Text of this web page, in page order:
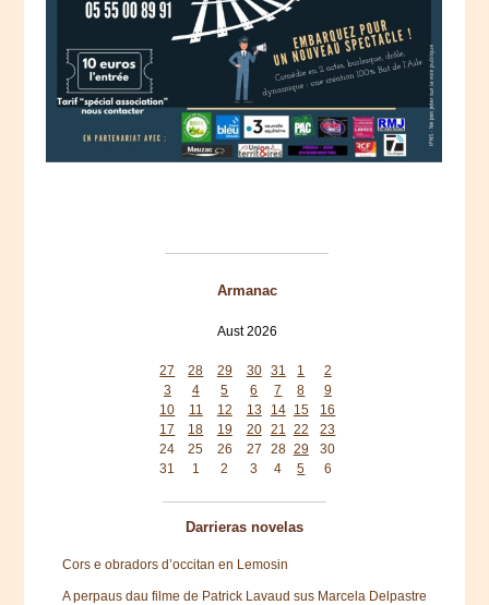
Armanac
Aust 2026
27
28 29 30 31 1
2
3
4 5 6 7 8
9
10
11 12 13 14 15
16
17
18 19 20 21 22
23
24
25 26 27 28 29
30
31
1 2 3 4 5 6
Darrieras novelas
Cors e obradors d’occitan en Lemosin
A perpaus dau filme de Patrick Lavaud sus Marcela Delpastre